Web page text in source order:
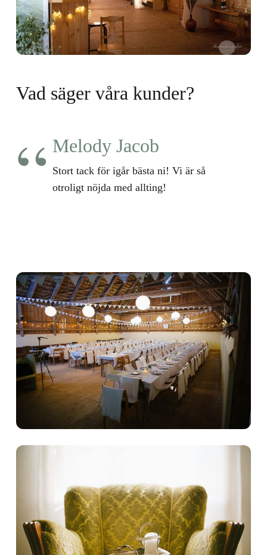
Vad säger våra kunder?
Hanna Haraldsson
Stort tack till er, Gunta, fantastiska
personal samt familj för möjligheten